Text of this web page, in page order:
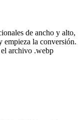
de ancho y alto,
empieza la conversión.
el archivo .webp